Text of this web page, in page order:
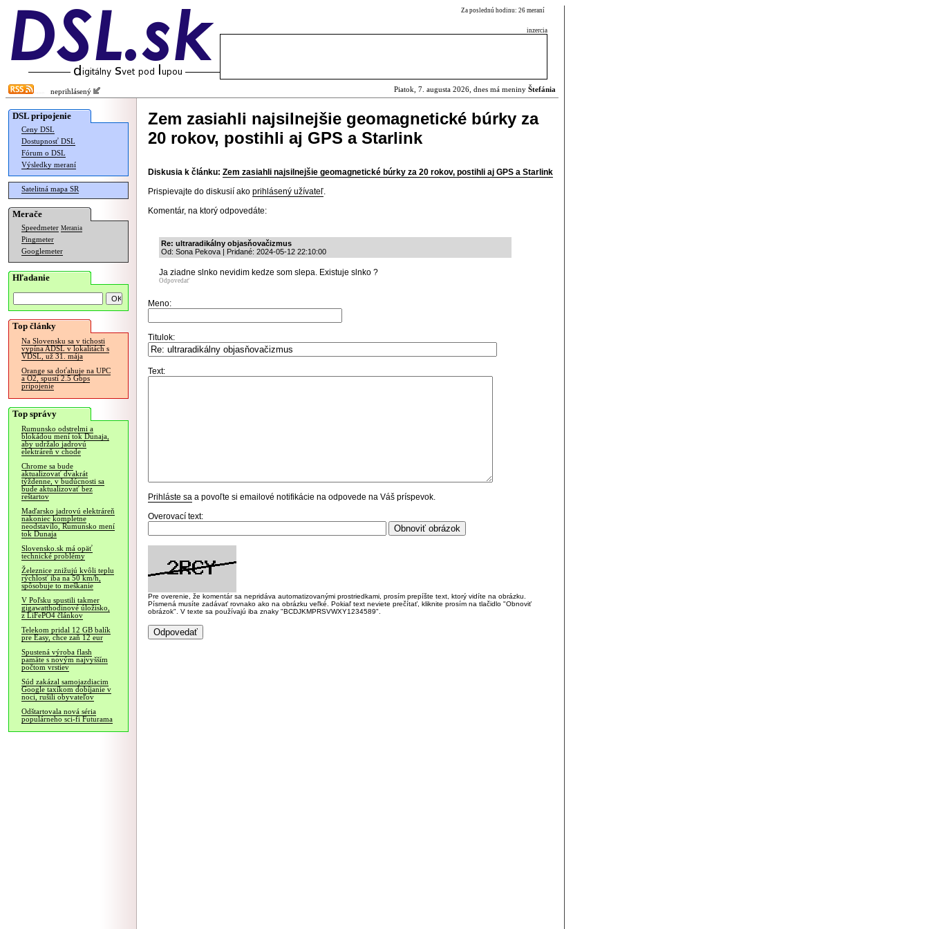
Za poslednú hodinu: 26 meraní
inzercia
neprihlásený Piatok, 7. augusta 2026, dnes má meniny Štefánia
DSL pripojenie
Ceny DSL
Dostupnosť DSL
Fórum o DSL
Výsledky meraní
Satelitná mapa SR
Merače
Speedmeter Merania
Pingmeter
Googlemeter
Hľadanie
Top články
Na Slovensku sa v tichosti
vypína ADSL v lokalitách s
VDSL, už 31. mája
Orange sa doťahuje na UPC
a O2, spustí 2.5 Gbps
pripojenie
Top správy
Rumunsko odstrelmi a
blokádou mení tok Dunaja,
aby udržalo jadrovú
elektráreň v chode
Chrome sa bude
aktualizovať dvakrát
týždenne, v budúcnosti sa
bude aktualizovať bez
reštartov
Maďarsko jadrovú elektráreň
nakoniec kompletne
neodstavilo, Rumunsko mení
tok Dunaja
Slovensko.sk má opäť
technické problémy
Železnice znižujú kvôli teplu
rýchlosť iba na 50 km/h,
spôsobuje to meškanie
V Poľsku spustili takmer
gigawatthodinové úložisko,
z LiFePO4 článkov
Telekom pridal 12 GB balík
pre Easy, chce zaň 12 eur
Spustená výroba flash
pamäte s novým najvyšším
počtom vrstiev
Súd zakázal samojazdiacim
Google taxíkom dobíjanie v
noci, rušili obyvateľov
Odštartovala nová séria
populárneho sci-fi Futurama
Zem zasiahli najsilnejšie geomagnetické búrky za
20 rokov, postihli aj GPS a Starlink
Diskusia k článku: Zem zasiahli najsilnejšie geomagnetické búrky za 20 rokov, postihli aj GPS a Starlink
Prispievajte do diskusií ako prihlásený užívateľ.
Komentár, na ktorý odpovedáte:
Re: ultraradikálny objasňovačizmus
Od: Sona Pekova | Pridané: 2024-05-12 22:10:00
Ja ziadne slnko nevidim kedze som slepa. Existuje slnko ?
Odpovedať
Meno:
Titulok:
Text:
Prihláste sa a povoľte si emailové notifikácie na odpovede na Váš príspevok.
Overovací text:
Pre overenie, že komentár sa nepridáva automatizovanými prostriedkami, prosím prepíšte text, ktorý vidíte na obrázku.
Písmená musíte zadávať rovnako ako na obrázku veľké. Pokiaľ text neviete prečítať, kliknite prosím na tlačidlo "Obnoviť
obrázok". V texte sa používajú iba znaky "BCDJKMPRSVWXY1234589".